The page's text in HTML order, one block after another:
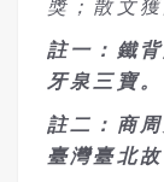
獎；散文
註一：鐵
牙泉三寶。
註二：商
臺灣臺北故